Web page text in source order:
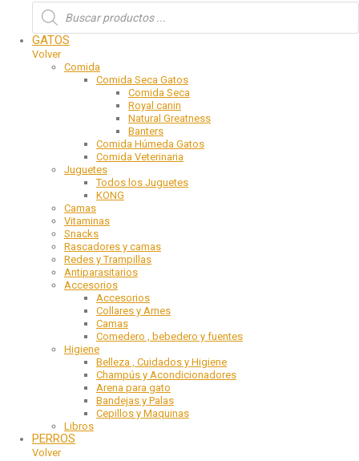
GATOS
Volver
Comida
Comida Seca Gatos
Comida Seca
Royal canin
Natural Greatness
Banters
Comida Húmeda Gatos
Comida Veterinaria
Juguetes
Todos los Juguetes
KONG
Camas
Vitaminas
Snacks
Rascadores y camas
Redes y Trampillas
Antiparasitarios
Accesorios
Accesorios
Collares y Arnes
Camas
Comedero , bebedero y fuentes
Higiene
Belleza , Cuidados y Higiene
Champús y Acondicionadores
Arena para gato
Bandejas y Palas
Cepillos y Maquinas
Libros
PERROS
Volver